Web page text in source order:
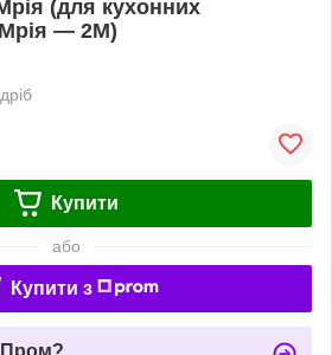
(для кухонних
Мрія — 2М)
Купити
або
Купити з
Пром?